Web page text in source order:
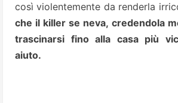
cosìviolentemente da renderla
che il killer se neva, credendola
trascinarsi fino alla casa più
aiuto.